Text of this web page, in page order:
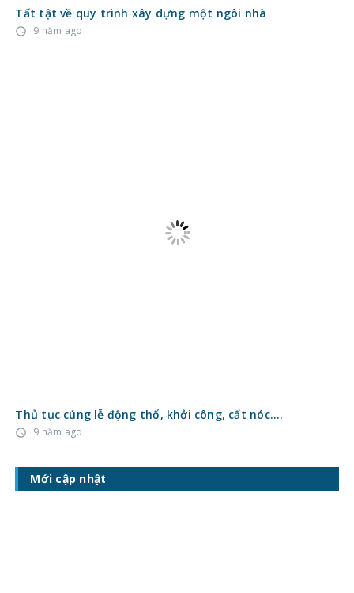
Tất tật về quy trình xây dựng một ngôi nhà
access_time 9 năm ago
Thủ tục cúng lễ động thổ, khởi công, cất nóc….
access_time 9 năm ago
Mới cập nhật